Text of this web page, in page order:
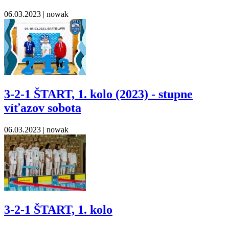
06.03.2023 | nowak
3-2-1 ŠTART, 1. kolo (2023) - stupne
víťazov sobota
06.03.2023 | nowak
3-2-1 ŠTART, 1. kolo